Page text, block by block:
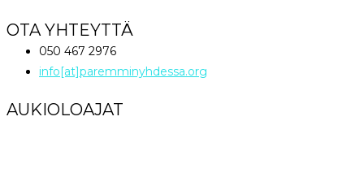
OTA YHTEYTTÄ
050 467 2976
info[at]paremminyhdessa.org
AUKIOLOAJAT